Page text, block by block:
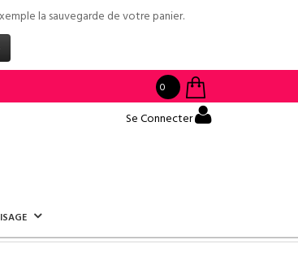
la sauvegarde de votre panier.
0
Se Connecter